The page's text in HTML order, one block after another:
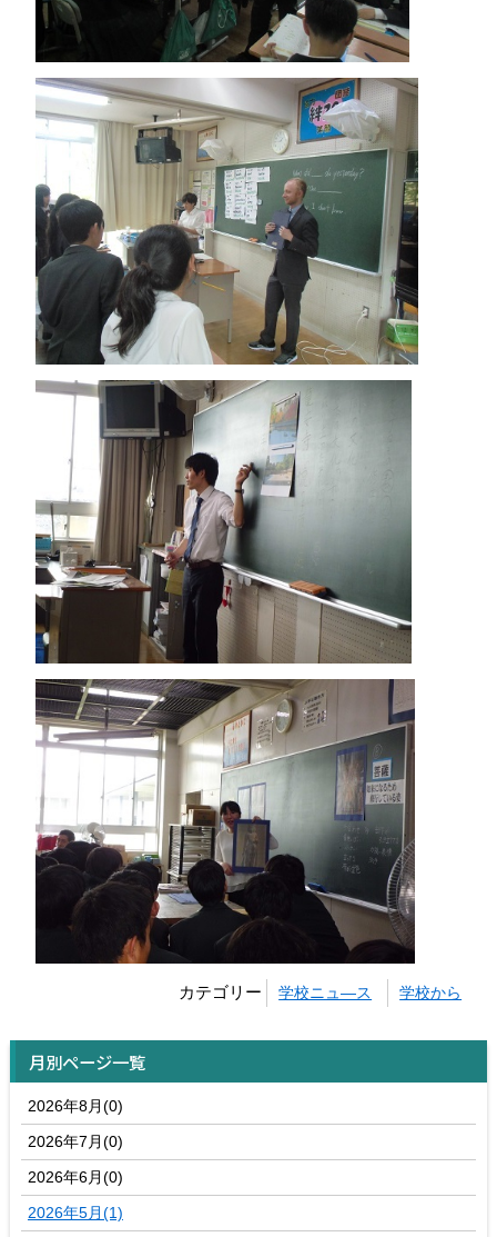
カテゴリー 学校ニュ―ス 学校から
月別ページ一覧
2026年8月(0)
2026年7月(0)
2026年6月(0)
2026年5月(1)